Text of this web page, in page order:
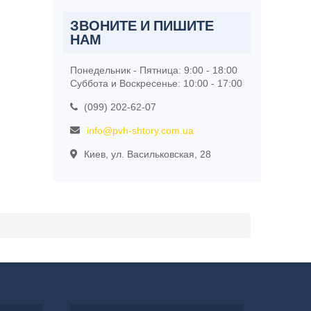
ЗВОНИТЕ И ПИШИТЕ
НАМ
Понедельник - Пятница: 9:00 - 18:00
Суббота и Воскресенье: 10:00 - 17:00
(099) 202-62-07
info@pvh-shtory.com.ua
Киев, ул. Васильковская, 28